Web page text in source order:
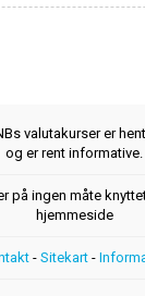
valutakurser er
og er rent informative.
på ingen måte
hjemmeside
- Sitekart -